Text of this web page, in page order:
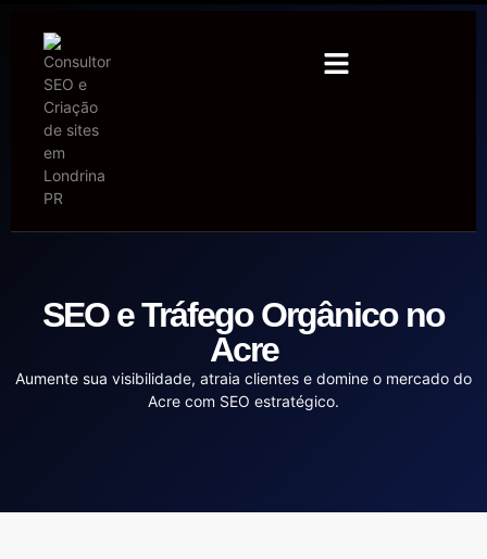
SEO e Tráfego Orgânico no
Acre
Aumente sua visibilidade, atraia clientes e domine o mercado do
Acre com SEO estratégico.